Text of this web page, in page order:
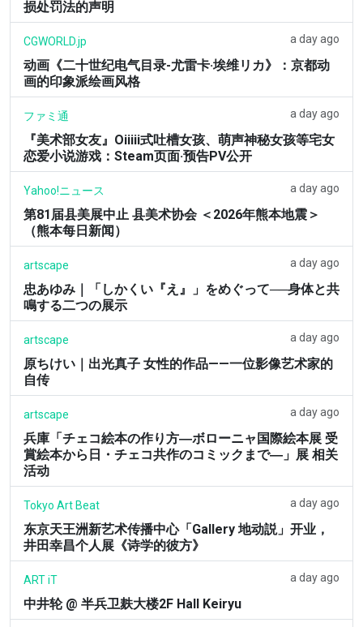
损处罚法的声明
CGWORLD.jp a day ago
动画《二十世纪电气目录-尤雷卡·埃维リカ》：京都动
画的印象派绘画风格
ファミ通 a day ago
『美术部女友』Oiiiii式吐槽女孩、萌声神秘女孩等宅女
恋爱小说游戏：Steam页面·预告PV公开
Yahoo!ニュース a day ago
第81届县美展中止 县美术协会 ＜2026年熊本地震＞
（熊本每日新闻）
artscape a day ago
忠あゆみ｜「しかくい『え』」をめぐって──身体と共
鳴する二つの展示
artscape a day ago
原ちけい｜出光真子 女性的作品——一位影像艺术家的
自传
artscape a day ago
兵庫「チェコ絵本の作り方―ボローニャ国際絵本展 受
賞絵本から日・チェコ共作のコミックまで―」展 相关
活动
Tokyo Art Beat a day ago
东京天王洲新艺术传播中心「Gallery 地动説」开业，
井田幸昌个人展《诗学的彼方》
ART iT a day ago
中井轮 @ 半兵卫麸大楼2F Hall Keiryu